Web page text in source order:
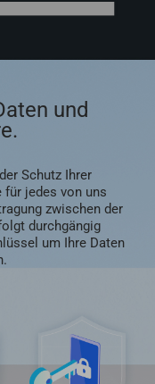
und
Schutz Ihrer
für jedes von uns
zwischen der
durchgängig
um Ihre Daten